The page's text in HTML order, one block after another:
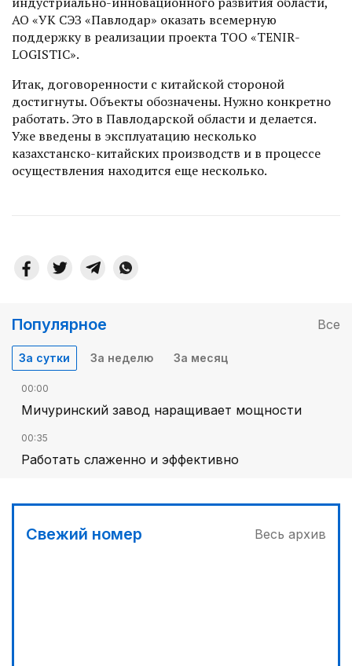
АО «УК СЭЗ «Павлодар» оказать всемерную
поддержку в реализации проекта ТОО «TENIR-
LOGISTIC».
Итак, договоренности с китайской стороной
достигнуты. Объек­ты обозначены. Нужно конкретно
работать. Это в Павлодарской области и делается.
Уже введены в эксплуатацию несколько
казахстанско-китайских производств и в процессе
осуществления находится еще несколько.
Популярное Все
За сутки За неделю За месяц
00:00
Мичуринский завод наращивает мощности
00:35
Работать слаженно и эффективно
Свежий номер Весь архив